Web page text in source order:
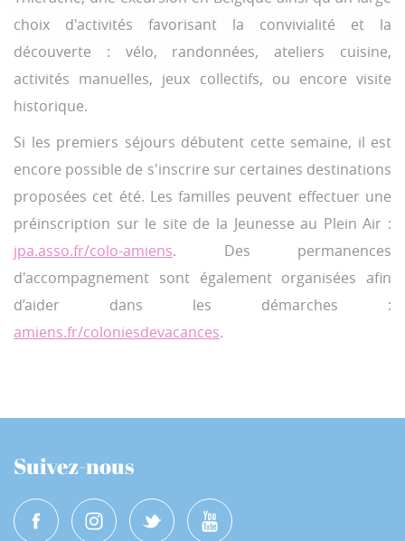
choix d'activités favorisant la convivialité et la
découverte : vélo, randonnées, ateliers cuisine,
activités manuelles, jeux collectifs, ou encore visite
historique.
Si les premiers séjours débutent cette semaine, il est
encore possible de s'inscrire sur certaines destinations
proposées cet été. Les familles peuvent effectuer une
préinscription sur le site de la Jeunesse au Plein Air :
jpa.asso.fr/colo-amiens. Des permanences
d'accompagnement sont également organisées afin
d’aider dans les démarches :
amiens.fr/coloniesdevacances.
Suivez-nous